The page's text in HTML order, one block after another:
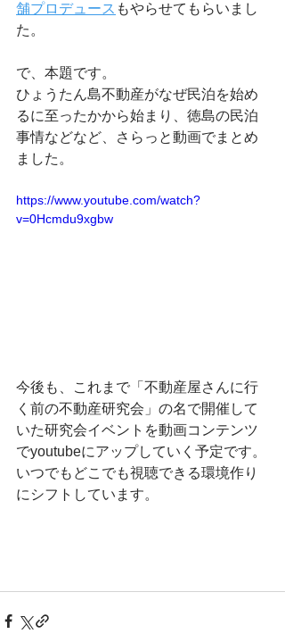
舗プロデュース もやらせてもらいまし
た。
で、本題です。
ひょうたん島不動産がなぜ民泊を始め
るに至ったかから始まり、徳島の民泊
事情などなど、さらっと動画でまとめ
ました。
https://www.youtube.com/watch?
v=0Hcmdu9xgbw
今後も、これまで「不動産屋さんに行
く前の不動産研究会」の名で開催して
いた研究会イベントを動画コンテンツ
でyoutubeにアップしていく予定です。
いつでもどこでも視聴できる環境作り
にシフトしています。